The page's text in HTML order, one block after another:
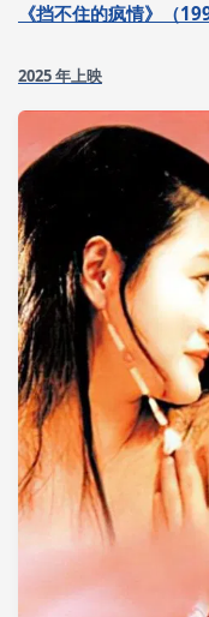
《挡不住的疯情》（
2025 年上映